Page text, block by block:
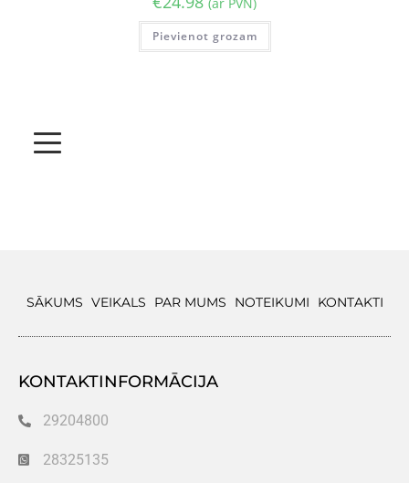
Pievienot grozam
SĀKUMS VEIKALS PAR MUMS NOTEIKUMI KONTAKTI
KONTAKTINFORMĀCIJA
29204800
28325135